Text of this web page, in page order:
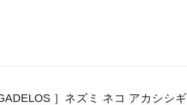
］ネズミ ネコ アカシシギ